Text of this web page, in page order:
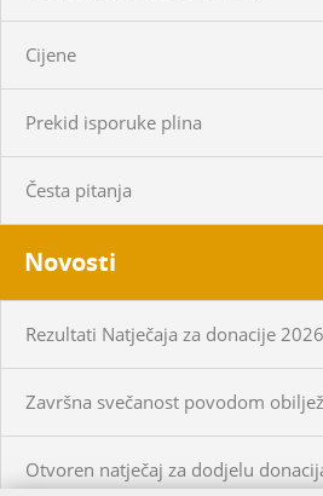
Cijene
Prekid isporuke plina
Česta pitanja
Novosti
Rezultati Natječaja za donacije
Završna svečanost povodom
Otvoren natječaj za dodjelu